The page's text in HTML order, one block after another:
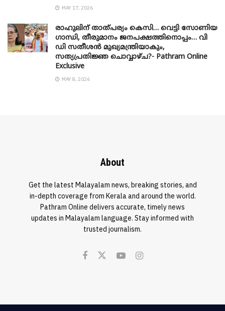
MAY 17, 2026
രാഹുലിന് താത്പര്യം കെസി… വെട്ടി സോണിയ
​ഗാന്ധി, തീരുമാനം ജനപക്ഷത്തിനൊപ്പം… വി
ഡി സതീശൻ മുഖ്യമന്ത്രിയാകും,
സത്യപ്രതിജ്ഞ ചൊവ്വാഴ്ച?- Pathram Online
Exclusive
MAY 8, 2026
About
Get the latest Malayalam news, breaking stories, and
in-depth coverage from Kerala and around the world.
Pathram Online delivers accurate, timely news
updates in Malayalam language. Stay informed with
trusted journalism.